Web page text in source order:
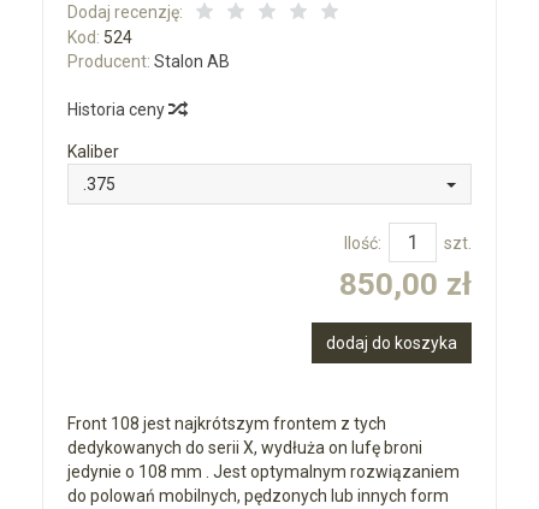
Dodaj recenzję:
Kod: 524
Producent: Stalon AB
Historia ceny
Kaliber
.375
Ilość: szt.
850,00 zł
dodaj do koszyka
Front 108 jest najkrótszym frontem z tych
dedykowanych do serii X, wydłuża on lufę broni
jedynie o 108 mm . Jest optymalnym rozwiązaniem
do polowań mobilnych, pędzonych lub innych form